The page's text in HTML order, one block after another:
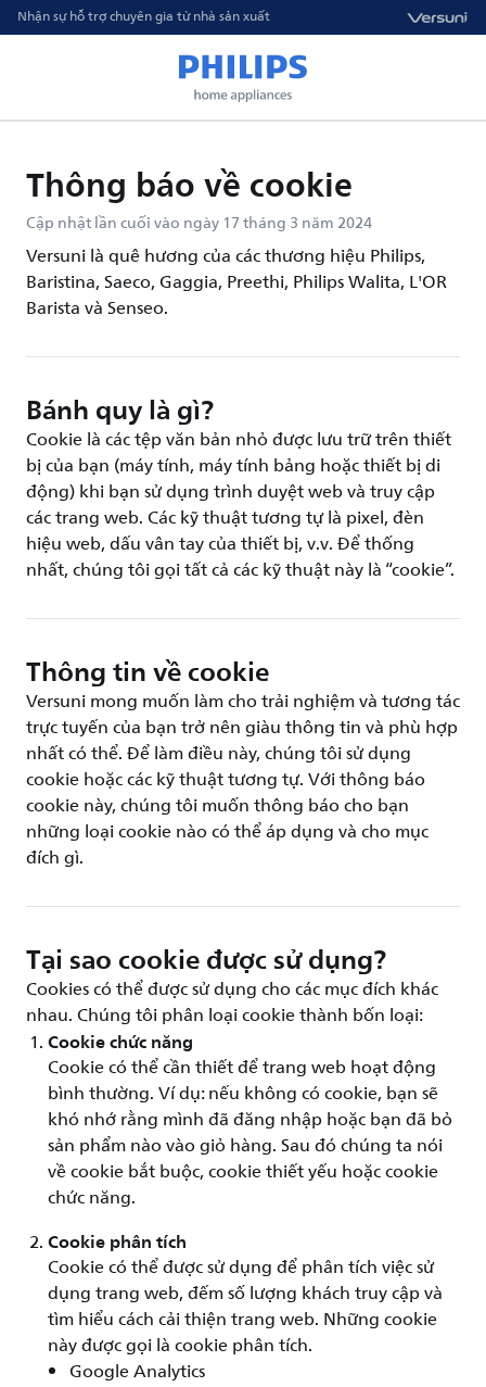
Nhận sự hỗ trợ chuyên gia từ nhà sản xuất
Thông báo về cookie
Cập nhật lần cuối vào ngày 17 tháng 3 năm 2024
Versuni là quê hương của các thương hiệu Philips,
Baristina, Saeco, Gaggia, Preethi, Philips Walita, L'OR
Barista và Senseo.
Bánh quy là gì?
Cookie là các tệp văn bản nhỏ được lưu trữ trên thiết
bị của bạn (máy tính, máy tính bảng hoặc thiết bị di
động) khi bạn sử dụng trình duyệt web và truy cập
các trang web. Các kỹ thuật tương tự là pixel, đèn
hiệu web, dấu vân tay của thiết bị, v.v. Để thống
nhất, chúng tôi gọi tất cả các kỹ thuật này là “cookie”.
Thông tin về cookie
Versuni mong muốn làm cho trải nghiệm và tương tác
trực tuyến của bạn trở nên giàu thông tin và phù hợp
nhất có thể. Để làm điều này, chúng tôi sử dụng
cookie hoặc các kỹ thuật tương tự. Với thông báo
cookie này, chúng tôi muốn thông báo cho bạn
những loại cookie nào có thể áp dụng và cho mục
đích gì.
Tại sao cookie được sử dụng?
Cookies có thể được sử dụng cho các mục đích khác
nhau. Chúng tôi phân loại cookie thành bốn loại:
Cookie chức năng
Cookie có thể cần thiết để trang web hoạt động
bình thường. Ví dụ: nếu không có cookie, bạn sẽ
khó nhớ rằng mình đã đăng nhập hoặc bạn đã bỏ
sản phẩm nào vào giỏ hàng. Sau đó chúng ta nói
về cookie bắt buộc, cookie thiết yếu hoặc cookie
chức năng.
Cookie phân tích
Cookie có thể được sử dụng để phân tích việc sử
dụng trang web, đếm số lượng khách truy cập và
tìm hiểu cách cải thiện trang web. Những cookie
này được gọi là cookie phân tích.
Google Analytics